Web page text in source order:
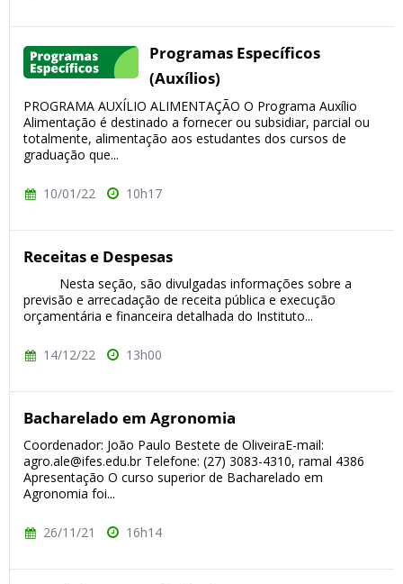
Programas Específicos
(Auxílios)
PROGRAMA AUXÍLIO ALIMENTAÇÃO O Programa Auxílio
Alimentação é destinado a fornecer ou subsidiar, parcial ou
totalmente, alimentação aos estudantes dos cursos de
graduação que...
10/01/22 10h17
Receitas e Despesas
Nesta seção, são divulgadas informações sobre a
previsão e arrecadação de receita pública e execução
orçamentária e financeira detalhada do Instituto...
14/12/22 13h00
Bacharelado em Agronomia
Coordenador: João Paulo Bestete de OliveiraE-mail:
agro.ale@ifes.edu.br Telefone: (27) 3083-4310, ramal 4386
Apresentação O curso superior de Bacharelado em
Agronomia foi...
26/11/21 16h14